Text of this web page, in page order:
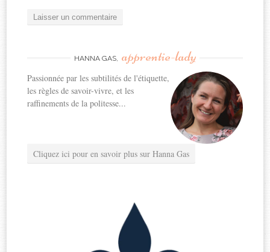
HANNA GAS, apprentie-lady
Passionnée par les subtilités de l'étiquette,
les règles de savoir-vivre, et les
raffinements de la politesse...
Cliquez ici pour en savoir plus sur Hanna Gas